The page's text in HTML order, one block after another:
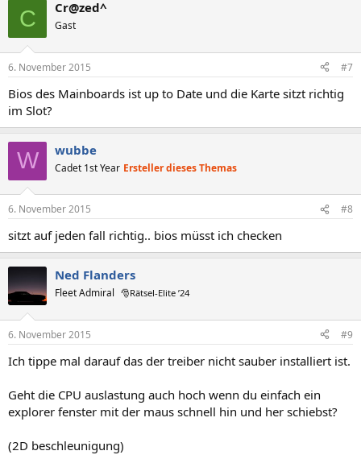
C Cr@zed^
Gast
6. November 2015 #7
Bios des Mainboards ist up to Date und die Karte sitzt richtig
im Slot?
W wubbe
Cadet 1st Year Ersteller dieses Themas
6. November 2015 #8
sitzt auf jeden fall richtig.. bios müsst ich checken
Ned Flanders
Fleet Admiral 🎅Rätsel-Elite ’24
6. November 2015 #9
Ich tippe mal darauf das der treiber nicht sauber installiert ist.
Geht die CPU auslastung auch hoch wenn du einfach ein
explorer fenster mit der maus schnell hin und her schiebst?
(2D beschleunigung)